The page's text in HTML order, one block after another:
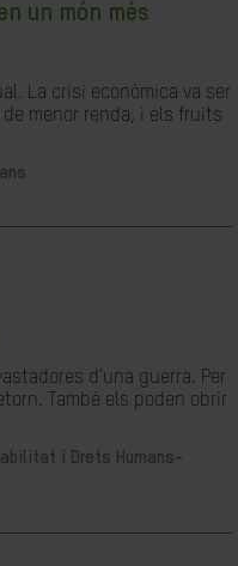
un món més
La crisi econòmica va ser
menor renda, i els fruits
d'una guerra. Per
També els poden obrir
i Drets Humans-